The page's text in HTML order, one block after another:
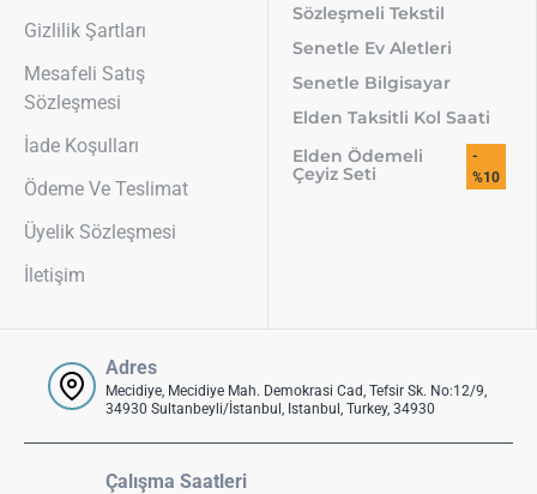
Gizlilik Şartları
Mesafeli Satış
Sözleşmesi
İade Koşulları
Ödeme Ve Teslimat
Üyelik Sözleşmesi
İletişim
Sözleşmeli Tekstil
Senetle Ev Aletleri
Senetle Bilgisayar
Elden Taksitli Kol Saati
Elden Ödemeli
Çeyiz Seti
-
%10
Adres
Mecidiye, Mecidiye Mah. Demokrasi Cad, Tefsir Sk. No:12/9,
34930 Sultanbeyli/İstanbul, Istanbul, Turkey, 34930
Çalışma Saatleri